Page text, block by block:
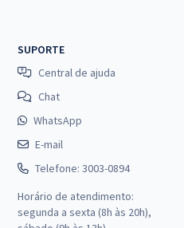
SUPORTE
Central de ajuda
Chat
WhatsApp
E-mail
Telefone: 3003-0894
Horário de atendimento:
segunda a sexta (8h às 20h),